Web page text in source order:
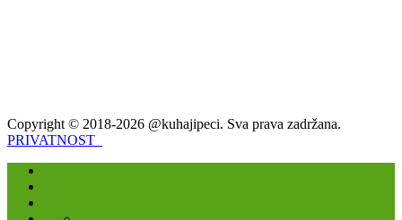
Copyright © 2018-2026 @kuhajipeci. Sva prava zadržana.
PRIVATNOST